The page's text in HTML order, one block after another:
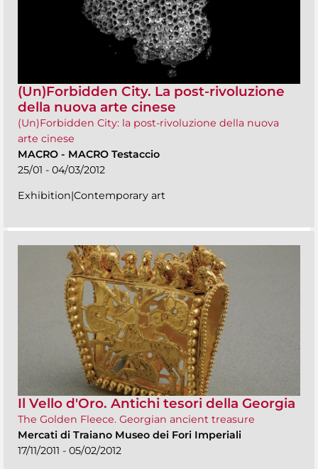
(Un)Forbidden City. La post-rivoluzione
della nuova arte cinese
(Un)Forbidden City: la post-rivoluzione della nuova
arte cinese
MACRO - MACRO Testaccio
25/01 - 04/03/2012
Exhibition|Contemporary art
Il Vello d'Oro. Antichi tesori della Georgia
The Golden Fleece. Georgian ancient treasure
Mercati di Traiano Museo dei Fori Imperiali
17/11/2011 - 05/02/2012